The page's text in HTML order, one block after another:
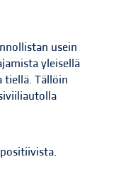
usein
yleisellä
tiellä. Tällöin